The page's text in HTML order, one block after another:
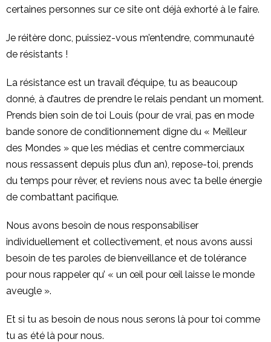
certaines personnes sur ce site ont déjà exhorté à le faire.
Je réitère donc, puissiez-vous m’entendre, communauté
de résistants !
La résistance est un travail d’équipe, tu as beaucoup
donné, à d’autres de prendre le relais pendant un moment.
Prends bien soin de toi Louis (pour de vrai, pas en mode
bande sonore de conditionnement digne du « Meilleur
des Mondes » que les médias et centre commerciaux
nous ressassent depuis plus d’un an), repose-toi, prends
du temps pour rêver, et reviens nous avec ta belle énergie
de combattant pacifique.
Nous avons besoin de nous responsabiliser
individuellement et collectivement, et nous avons aussi
besoin de tes paroles de bienveillance et de tolérance
pour nous rappeler qu’ « un œil pour œil laisse le monde
aveugle ».
Et si tu as besoin de nous nous serons là pour toi comme
tu as été là pour nous.